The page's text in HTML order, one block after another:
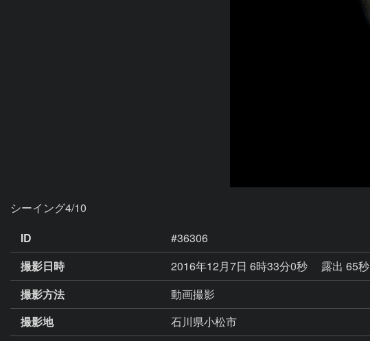
シーイング4/10
ID
#36306
撮影日時
2016年12月7日 6時33分0秒
露出 65秒
撮影方法
動画撮影
撮影地
石川県小松市